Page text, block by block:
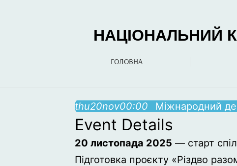
НАЦІОНАЛЬНИЙ
ГОЛОВНА
thu20nov00:00 Міжнародний
Event Details
20 листопада 2025 — старт
Підготовка проєкту «Різдво